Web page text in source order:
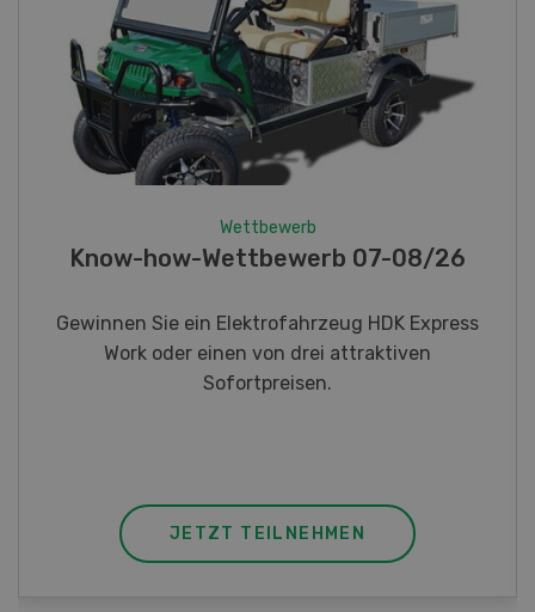
Fotorätsel 07-08/26
Gewinnen Sie eines von fünf LANDI
Taschenmessern
JETZT TEILNEHMEN